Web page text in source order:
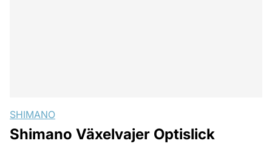
SHIMANO
Shimano Växelvajer Optislick